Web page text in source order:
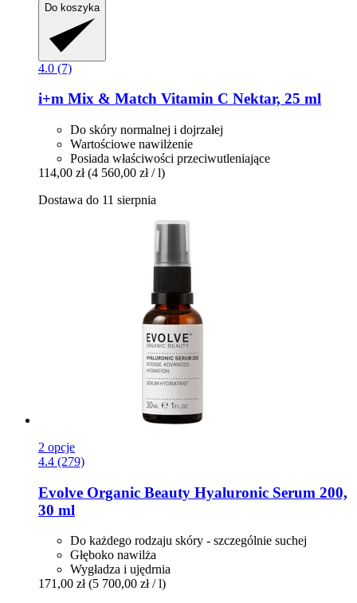
Do koszyka
4.0 (7)
i+m Mix & Match Vitamin C Nektar, 25 ml
Do skóry normalnej i dojrzałej
Wartościowe nawilżenie
Posiada właściwości przeciwutleniające
114,00 zł (4 560,00 zł / l)
Dostawa do 11 sierpnia
2 opcje
4.4 (279)
Evolve Organic Beauty Hyaluronic Serum 200,
30 ml
Do każdego rodzaju skóry - szczególnie suchej
Głęboko nawilża
Wygładza i ujędrnia
171,00 zł (5 700,00 zł / l)